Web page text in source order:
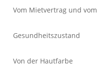
Vom Mietvertrag und vom
Gesundheitszustand
Von der Hautfarbe